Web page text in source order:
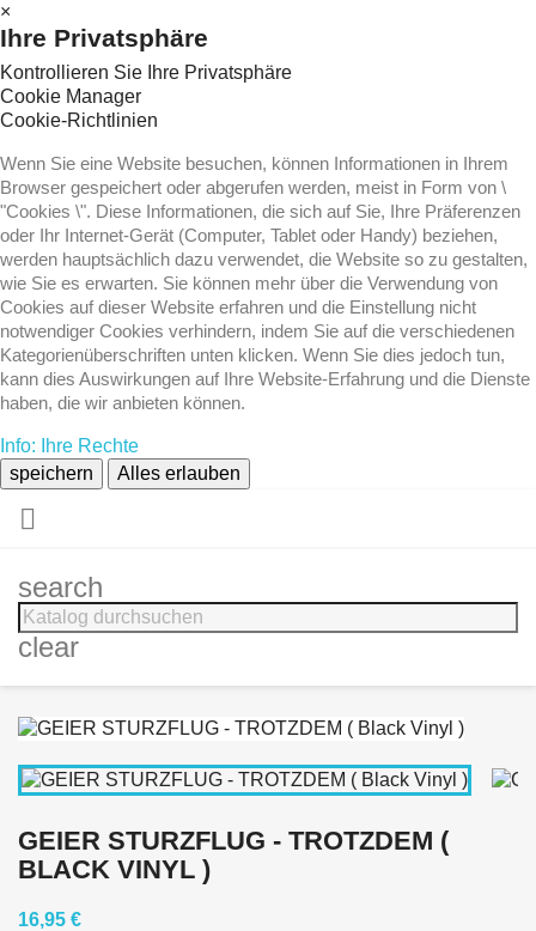
×
Ihre Privatsphäre
Kontrollieren Sie Ihre Privatsphäre
Cookie Manager
Cookie-Richtlinien
Wenn Sie eine Website besuchen, können Informationen in Ihrem
Browser gespeichert oder abgerufen werden, meist in Form von \
"Cookies \". Diese Informationen, die sich auf Sie, Ihre Präferenzen
oder Ihr Internet-Gerät (Computer, Tablet oder Handy) beziehen,
werden hauptsächlich dazu verwendet, die Website so zu gestalten,
wie Sie es erwarten. Sie können mehr über die Verwendung von
Cookies auf dieser Website erfahren und die Einstellung nicht
notwendiger Cookies verhindern, indem Sie auf die verschiedenen
Kategorienüberschriften unten klicken. Wenn Sie dies jedoch tun,
kann dies Auswirkungen auf Ihre Website-Erfahrung und die Dienste
haben, die wir anbieten können.
Info: Ihre Rechte
speichern
Alles erlauben

search
clear
GEIER STURZFLUG - TROTZDEM (
BLACK VINYL )
16,95 €